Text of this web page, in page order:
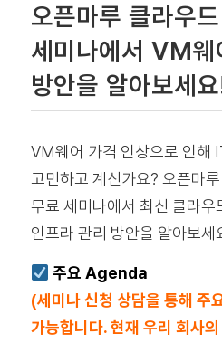
오픈마루 클라우
세미나에서 VM웨
방안을 알아보세
VM웨어 가격 인상으로 인해
고민하고 계신가요? 오픈마
무료 세미나에서 최신 클라우
인프라 관리 방안을 알아보세
주요 Agenda
(세미나 신청 상담을 통해
가능합니다. 현재 우리 회사